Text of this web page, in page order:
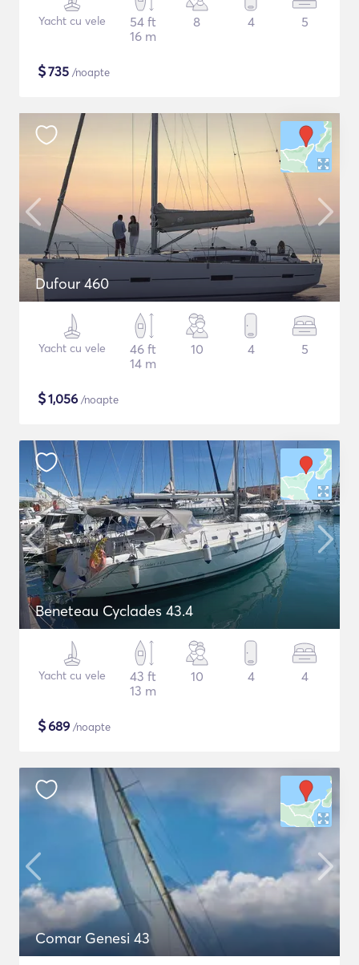
Yacht cu vele
54 ft
16 m
8 4 5
$735 /noapte
Dufour 460
Yacht cu vele
46 ft
14 m
10 4 5
$1,056 /noapte
Beneteau Cyclades 43.4
Yacht cu vele
43 ft
13 m
10 4 4
$689 /noapte
Comar Genesi 43